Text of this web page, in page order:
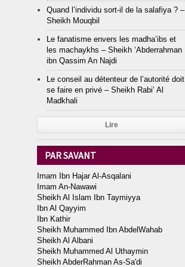
Quand l’individu sort-il de la salafiya ? –
Sheikh Mouqbil
Le fanatisme envers les madha’ibs et
les machaykhs – Sheikh ‘Abderrahman
ibn Qassim An Najdi
Le conseil au détenteur de l’autorité doit
se faire en privé – Sheikh Rabi’ Al
Madkhali
Lire
PAR SAVANT
Imam Ibn Hajar Al-Asqalani
Imam An-Nawawi
Sheikh Al Islam Ibn Taymiyya
Ibn Al Qayyim
Ibn Kathir
Sheikh Muhammed Ibn AbdelWahab
Sheikh Al Albani
Sheikh Muhammed Al Uthaymin
Sheikh AbderRahman As-Sa'di